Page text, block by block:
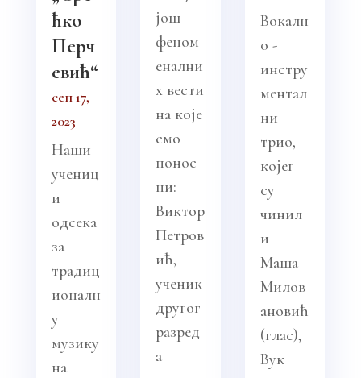
ћко
Перч
евић“
сеп 17,
2023
Наши
учениц
и
одсека
за
традиц
ионалн
у
музику
на
још
феном
енални
х вести
на које
смо
понос
ни:
Виктор
Петров
ић,
ученик
другог
разред
а
Вокалн
о -
инстру
ментал
ни
трио,
којег
су
чинил
и
Маша
Милов
ановић
(глас),
Вук